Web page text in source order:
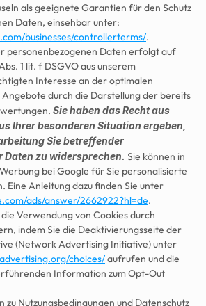
als geeignete Garantien für den Schutz
businesses/controllerterms/.
personenbezogenen Daten erfolgt auf
1 lit. f DSGVO aus unserem
Interesse an der optimalen
durch die Darstellung der bereits
Sie haben das Recht aus
Ihrer besonderen Situation ergeben,
Sie betreffender
Daten zu widersprechen. Sie können in
bei Google für Sie personalisierte
ads/answer/2662922?hl=de.
Verwendung von Cookies durch
indem Sie die Deaktivierungsseite der
choices/ aufrufen und die
Information zum Opt-Out
Nutzungsbedingungen und Datenschutz